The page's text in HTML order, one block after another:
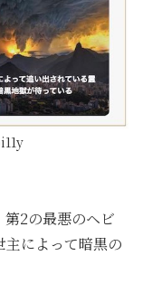
2の最悪のヘビ
によって暗黒の